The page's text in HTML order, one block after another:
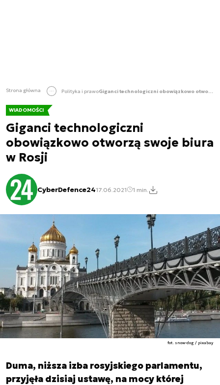
Strona główna Polityka i prawo Giganci technologiczni obowiązkowo otworzą swoje biura w Rosji
WIADOMOŚCI
Giganci technologiczni
obowiązkowo otworzą swoje biura
w Rosji
CyberDefence2417.06.2021 1 min.
fot. snow-dog / pixabay
Duma, niższa izba rosyjskiego parlamentu,
przyjęła dzisiaj ustawę, na mocy której